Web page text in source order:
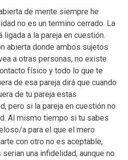
de mente siempre he
no es un termino cerrado. La
a la pareja en cuestión.
abierta donde ambos sujetos
a otras personas, no existe
físico y todo lo que te
de esa pareja dirá que cuando
de tu pareja estas
pero si la pareja en cuestión no
Al mismo tiempo si tu sabes
a para el que el mero
con otro no es aceptable,
una infidelidad, aunque no